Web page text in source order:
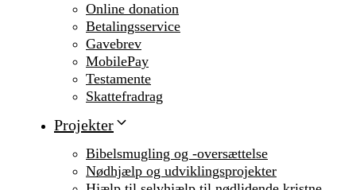
Online donation
Betalingsservice
Gavebrev
MobilePay
Testamente
Skattefradrag
Projekter
Bibelsmugling og -oversættelse
Nødhjælp og udviklingsprojekter